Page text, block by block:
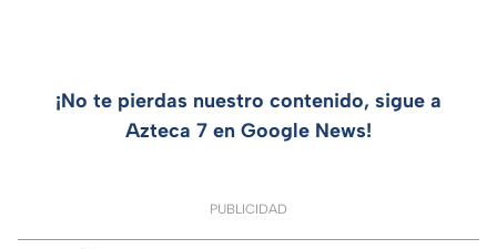
¡No te pierdas nuestro contenido, sigue a
Azteca 7 en Google News!
PUBLICIDAD